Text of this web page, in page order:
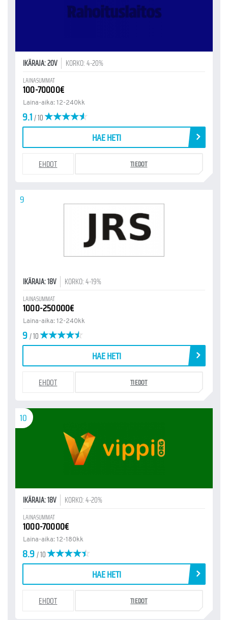
IKÄRAJA: 20V KORKO: 4-20%
LAINASUMMAT
100-70000€
Laina-aika: 12-240kk
9.1/ 10
HAE HETI
EHDOT TIEDOT
9
IKÄRAJA: 18V KORKO: 4-19%
LAINASUMMAT
1000-250000€
Laina-aika: 12-240kk
9/ 10
HAE HETI
EHDOT TIEDOT
10
IKÄRAJA: 18V KORKO: 4-20%
LAINASUMMAT
1000-70000€
Laina-aika: 12-180kk
8.9/ 10
HAE HETI
EHDOT TIEDOT